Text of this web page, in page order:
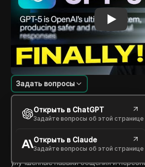
Введение в содержание
Задать вопросы
Открыть в ChatGPT
Задайте вопросы об этой странице
Открыть в Claude
Задайте вопросы об этой странице
Это видео обсуждает ожидаемый
подчеркивая его потенциальные
понимании человеческого языка по
предшественниками, Chat GPT-3 и 4.
волнение вокруг достижений в
улучшенные навыки общения и